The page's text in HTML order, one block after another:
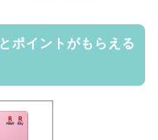
ポイントがもらえる